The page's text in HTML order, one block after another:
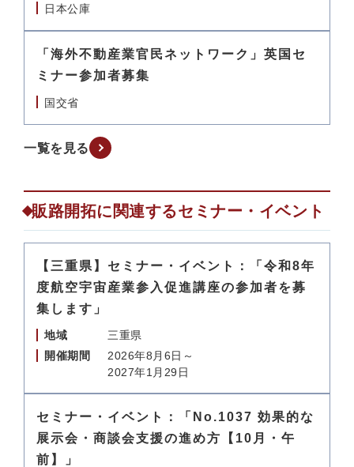
日本公庫
「海外不動産業官民ネットワーク」英国セ
ミナー参加者募集
国交省
一覧を見る
販路開拓に関連するセミナー・イベント
【三重県】セミナー・イベント：「令和8年
度航空宇宙産業参入促進講座の参加者を募
集します」
地域
三重県
開催期間
2026年8月6日～
2027年1月29日
セミナー・イベント：「No.1037 効果的な
展示会・商談会支援の進め方【10月・午
前】」